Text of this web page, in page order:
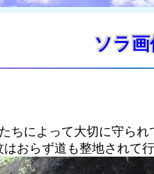
ソラ画
によって大切に守られ
おらず道も整地されて